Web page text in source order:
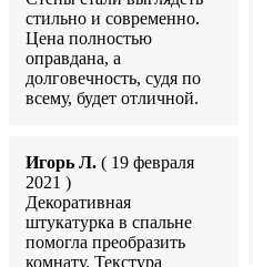
стильно и современно.
Цена полностью
оправдана, а
долговечность, судя по
всему, будет отличной.
Игорь Л. ( 19 февраля
2021 )
Декоративная
штукатурка в спальне
помогла преобразить
комнату. Текстура